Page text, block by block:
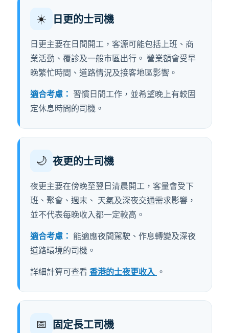
☀️ 日更的士司機
日更主要在日間開工，客源可能包括上班、商
業活動、覆診及一般市區出行。 營業額會受早
晚繁忙時間、道路情況及接客地區影響。
適合考慮：
習慣日間工作，並希望晚上有較固
定休息時間的司機。
🌙 夜更的士司機
夜更主要在傍晚至翌日清晨開工，客量會受下
班、聚會、週末、 天氣及深夜交通需求影響，
並不代表每晚收入都一定較高。
適合考慮：
能適應夜間駕駛、作息轉變及深夜
道路環境的司機。
詳細計算可查看 香港的士夜更收入 。
📅 固定長工司機